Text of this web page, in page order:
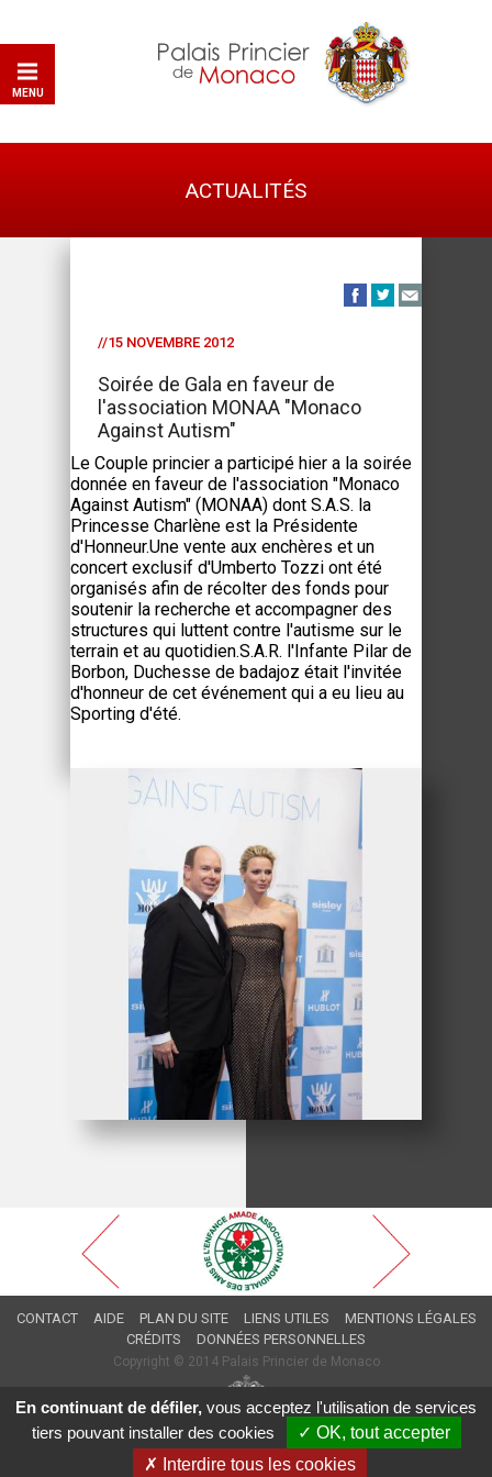
MENU
ACTUALITÉS
//15 NOVEMBRE 2012
Soirée de Gala en faveur de
l'association MONAA "Monaco
Against Autism"
Le Couple princier a participé hier a la soirée
donnée en faveur de l'association "Monaco
Against Autism" (MONAA) dont S.A.S. la
Princesse Charlène est la Présidente
d'Honneur.Une vente aux enchères et un
concert exclusif d'Umberto Tozzi ont été
organisés afin de récolter des fonds pour
soutenir la recherche et accompagner des
structures qui luttent contre l'autisme sur le
terrain et au quotidien.S.A.R. l'Infante Pilar de
Borbon, Duchesse de badajoz était l'invitée
d'honneur de cet événement qui a eu lieu au
Sporting d'été.
CONTACT AIDE PLAN DU SITE LIENS UTILES
MENTIONS LÉGALES
CRÉDITS
DONNÉES PERSONNELLES
Copyright © 2014 Palais Princier de Monaco
En continuant de défiler, vous acceptez l'utilisation de services
tiers pouvant installer des cookies
✓ OK, tout accepter
✗ Interdire tous les cookies